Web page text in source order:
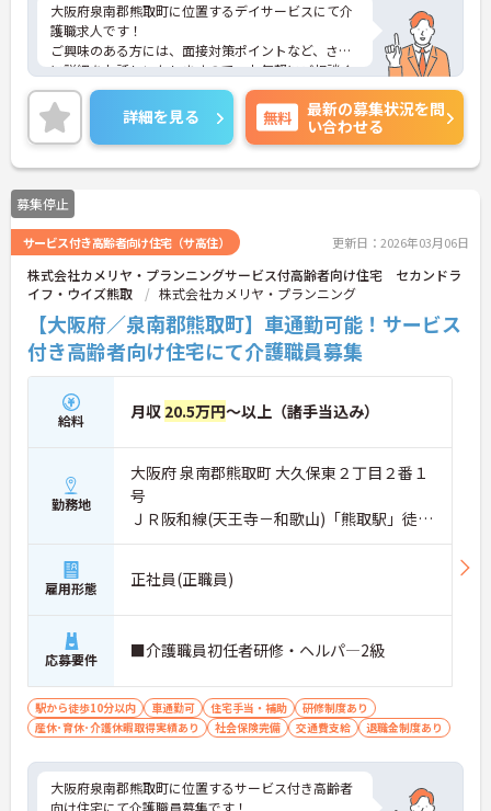
大阪府泉南郡熊取町に位置するデイサービスにて介
護職求人です！
ご興味のある方には、面接対策ポイントなど、さら
に詳細をお話しいたしますので、お気軽にご相談く
ださい。
詳細を見る 無料
最新の募集状況を問
い合わせる
募集停止
サービス付き高齢者向け住宅（サ高住） 更新日：2026年03月06日
株式会社カメリヤ・プランニングサービス付高齢者向け住宅 セカンドラ
イフ・ウイズ熊取
株式会社カメリヤ・プランニング
【大阪府／泉南郡熊取町】車通勤可能！サービス
付き高齢者向け住宅にて介護職員募集
給料 月収 20.5万円～以上（諸手当込み）
勤務地
大阪府 泉南郡熊取町 大久保東２丁目２番１
号
ＪＲ阪和線(天王寺－和歌山)「熊取駅」徒歩
10分
雇用形態 正社員(正職員)
応募要件 ■介護職員初任者研修・ヘルパ―2級
駅から徒歩10分以内 車通勤可 住宅手当・補助
研修制度あり
産休･育休･介護休暇取得実績あり
社会保険完備 交通費支給 退職金制度あり
大阪府泉南郡熊取町に位置するサービス付き高齢者